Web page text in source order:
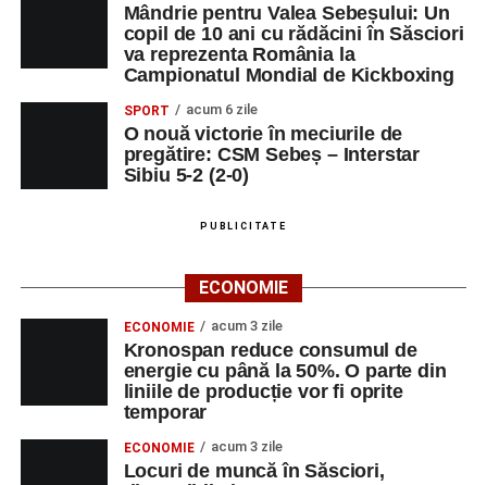
DUMINICĂ, 23 AUGUST 2026
Râpa Roșie
„Cicloaventurier de Sebeș”
al competiției MTB pentru copii.
LUNI, 24 AUGUST 2026
Ora 18.00– Activități recreative pentru copii, susținute de
trupele de teatru„Gepetto”și„Pied Piper”
Seară cu tradiții săsești, cu participarea:
Fanfarei din Petrești;
Trupei de Dansuri Săsești;
Mândrie pentru Valea Sebeșului: Un
copil de 10 ani cu rădăcini în Săsciori
va reprezenta România la
Campionatul Mondial de Kickboxing
SPORT acum 6 zile
O nouă victorie în meciurile de
pregătire: CSM Sebeș – Interstar
Sibiu 5-2 (2-0)
PUBLICITATE
ECONOMIE
ECONOMIE acum 3 zile
Kronospan reduce consumul de
energie cu până la 50%. O parte din
liniile de producție vor fi oprite
temporar
ECONOMIE acum 3 zile
Locuri de muncă în Săsciori,